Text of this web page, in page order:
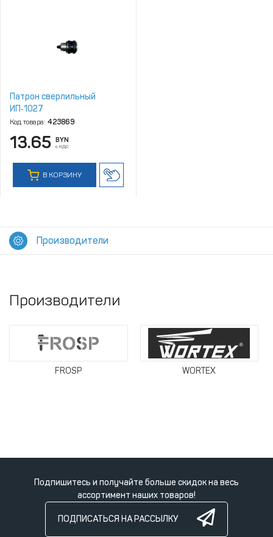
Патрон сверлильный
ИП‑1027
Код товара: 423869
13.65 BYN
с НДС
В КОРЗИНУ
Производители
Производители
FROSP WORTEX
Подпишитесь и получайте больше скидок на весь
ассортимент наших товаров!
ПОДПИСАТЬСЯ НА РАССЫЛКУ